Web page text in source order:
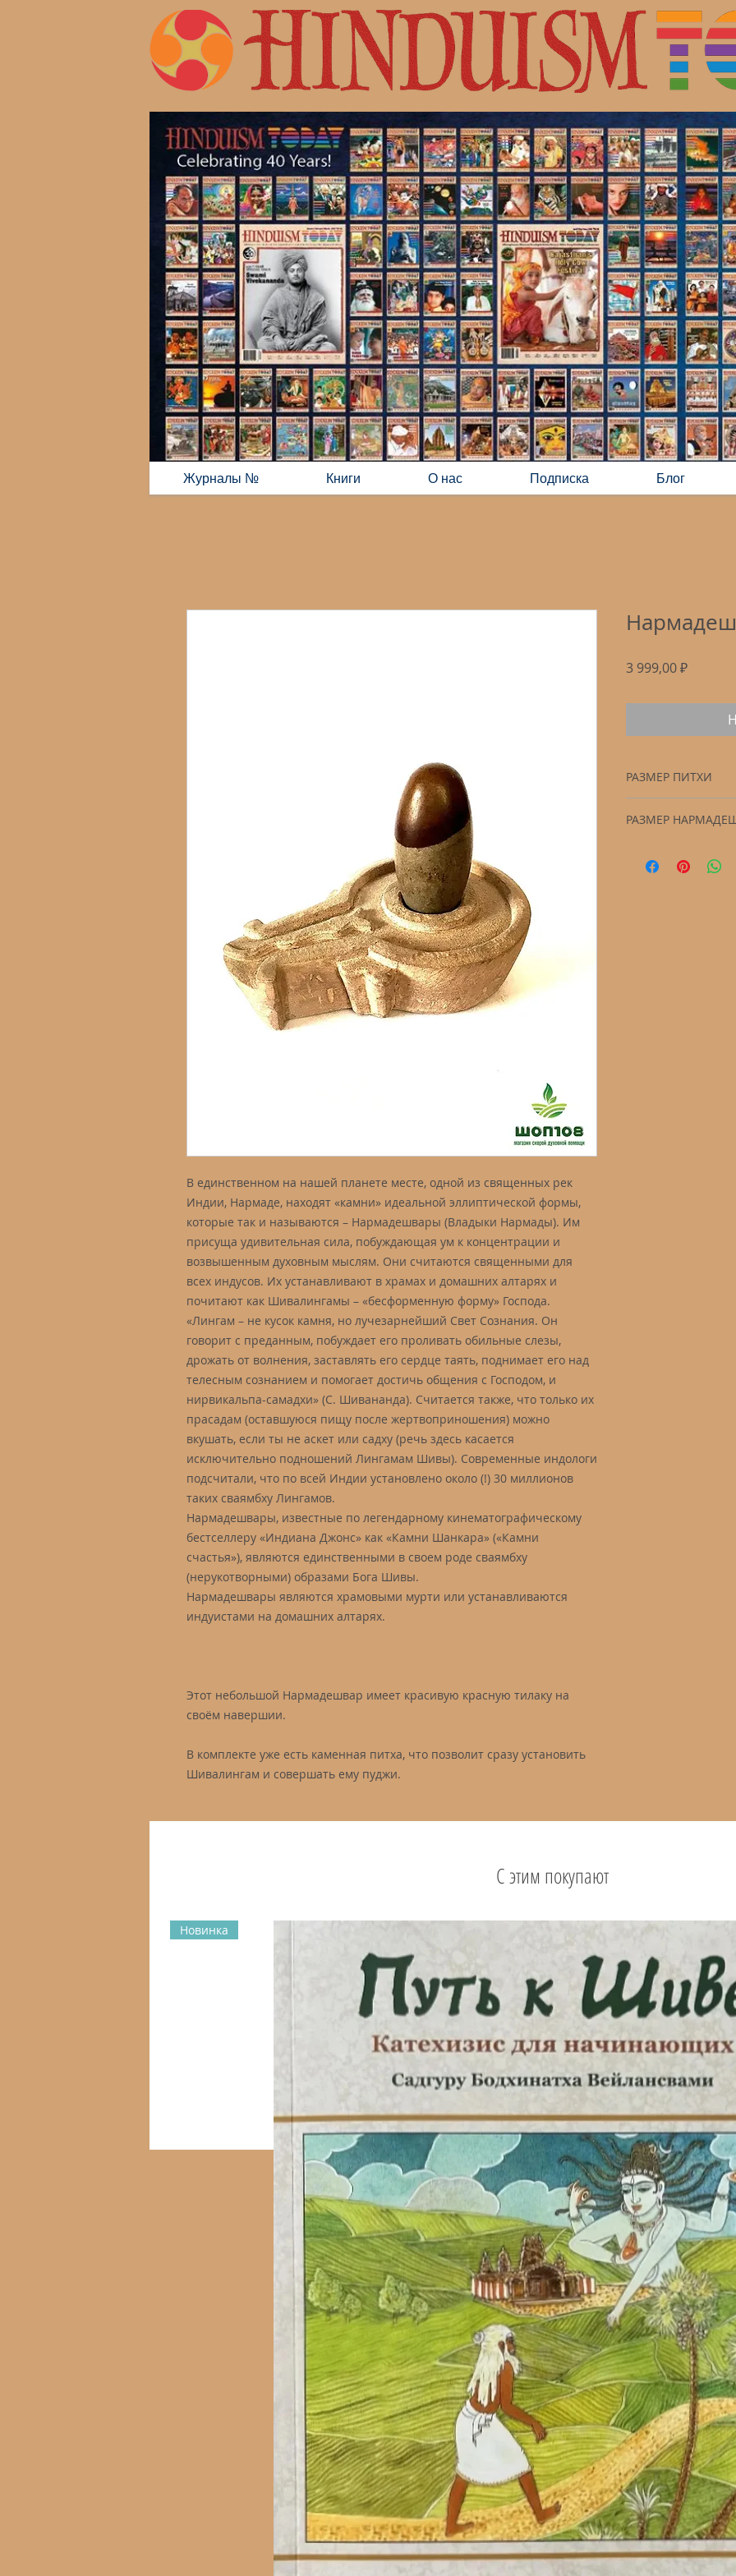
Жизнь с Шивой.
Современная культура индуизма
Журналы № Книги О нас Подписка Блог
В единственном на нашей планете месте, одной из священных рек
Индии, Нармаде, находят «камни» идеальной эллиптической формы,
которые так и называются – Нармадешвары (Владыки Нармады). Им
присуща удивительная сила, побуждающая ум к концентрации и
возвышенным духовным мыслям. Они считаются священными для
всех индусов. Их устанавливают в храмах и домашних алтарях и
почитают как Шивалингамы – «бесформенную форму» Господа.
«Лингам – не кусок камня, но лучезарнейший Свет Сознания. Он
говорит с преданным, побуждает его проливать обильные слезы,
дрожать от волнения, заставлять его сердце таять, поднимает его над
телесным сознанием и помогает достичь общения с Господом, и
нирвикальпа-самадхи» (С. Шивананда). Считается также, что только их
прасадам (оставшуюся пищу после жертвоприношения) можно
вкушать, если ты не аскет или садху (речь здесь касается
исключительно подношений Лингамам Шивы). Современные индологи
подсчитали, что по всей Индии установлено около (!) 30 миллионов
таких сваямбху Лингамов.
Нармадешвары, известные по легендарному кинематографическому
бестселлеру «Индиана Джонс» как «Камни Шанкара» («Камни
счастья»), являются единственными в своем роде сваямбху
(нерукотворными) образами Бога Шивы.
Нармадешвары являются храмовыми мурти или устанавливаются
индуистами на домашних алтарях.
Этот небольшой Нармадешвар имеет красивую красную тилаку на
своём навершии.
В комплекте уже есть каменная питха, что позволит сразу установить
Шивалингам и совершать ему пуджи.
3 999,00 ₽Цена
РАЗМЕР ПИТХИ
РАЗМЕР
С этим покупают
Новинка